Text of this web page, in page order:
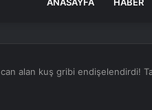
can alan kuş gribi endişelendirdi!